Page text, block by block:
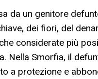
da un genitore
dei fiori, del
considerate più
Nella Smorfia, il
a protezione e